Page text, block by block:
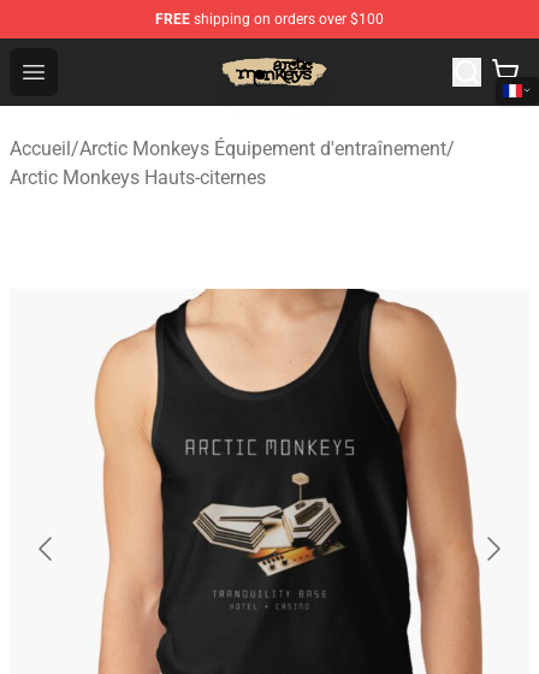
FREE shipping on orders over $100
Open menu
Arctic Monkeys Store - Official Arctic Monkeys
Accueil/Arctic Monkeys Équipement d'entraînement/
Arctic Monkeys Hauts-citernes